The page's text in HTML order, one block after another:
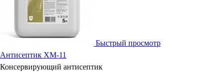
Быстрый просмотр
Антисептик ХМ-11
Консервирующий антисептик